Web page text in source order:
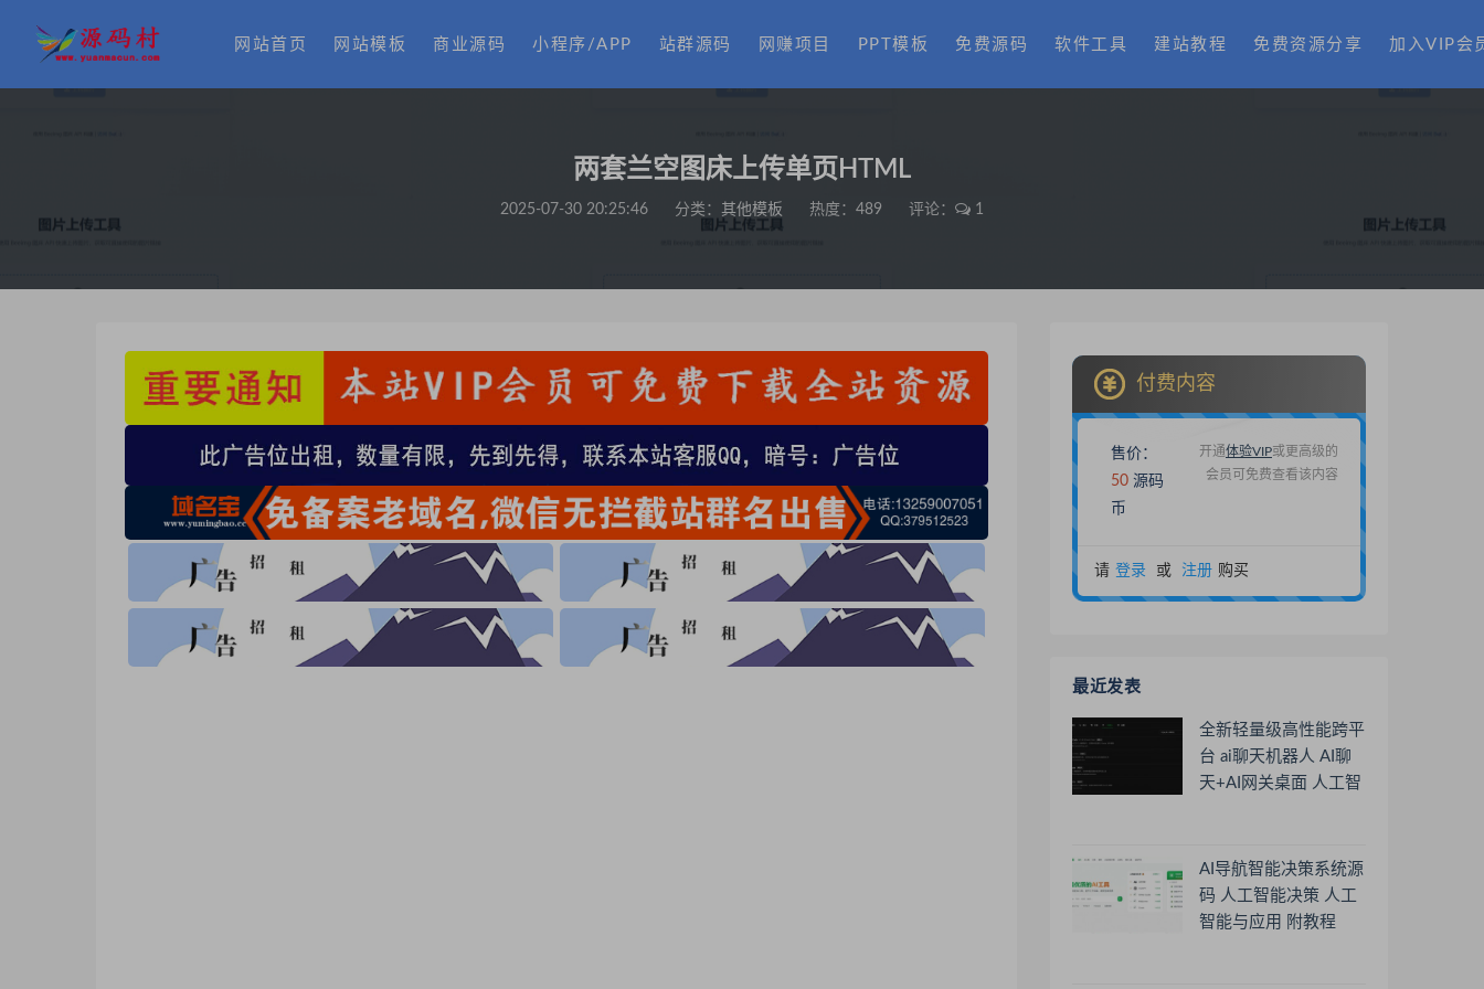
网站首页 网站模板 商业源码 小程序/APP 站群源码 网赚项目 PPT模板 免费源码 软件工具 建站教程 免费资源分享 加入VIP会
两套兰空图床上传单页HTML
2025-07-30 20:25:46 分类： 其他模板 热度：489 评论： 1
付费内容
售价：
50 源码
币
开通体验VIP或更高级的
会员可免费查看该内容
请 登录 或 注册 购买
最近发表
全新轻量级高性能跨平
台 ai聊天机器人 AI聊
天+AI网关桌面 人工智
AI导航智能决策系统源
码 人工智能决策 人工
智能与应用 附教程